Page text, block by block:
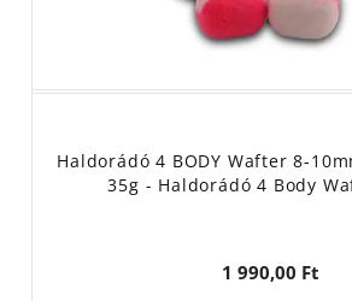
Haldorádó 4 BODY Wafter 8-
35g - Haldorádó 4 Body
1 990,00 Ft